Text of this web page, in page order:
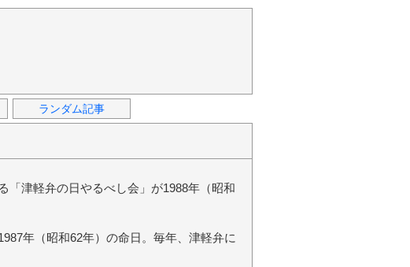
ランダム記事
「津軽弁の日やるべし会」が1988年（昭和
年（昭和62年）の命日。毎年、津軽弁に